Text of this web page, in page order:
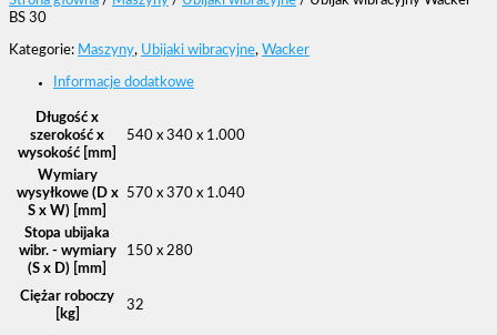
BS 30
Kategorie: Maszyny, Ubijaki wibracyjne, Wacker
Informacje dodatkowe
Długość x
szerokość x
wysokość [mm]
540 x 340 x 1.000
Wymiary
wysyłkowe (D x
S x W) [mm]
570 x 370 x 1.040
Stopa ubijaka
wibr. - wymiary
(S x D) [mm]
150 x 280
Ciężar roboczy
[kg]
32